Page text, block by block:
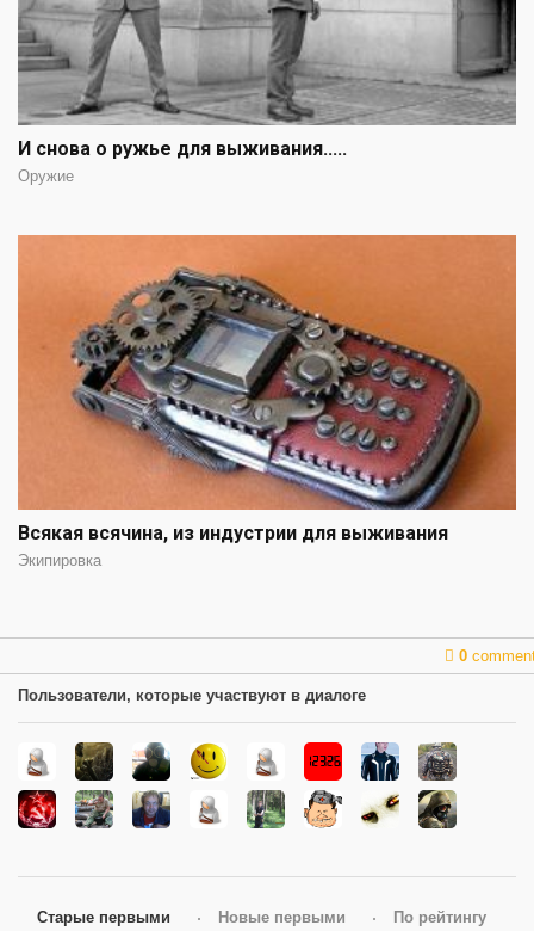
И снова о ружье для выживания.....
Оружие
Всякая всячина, из индустрии для выживания
Экипировка
0
Пользователи, которые участвуют в диалоге
Старые первыми Новые первыми По рейтингу